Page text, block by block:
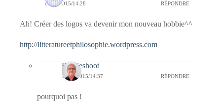
18/03/2015/14:28 RÉPONDRE
Ah! Créer des logos va devenir mon nouveau hobbie^^
http://litteratureetphilosophie.wordpress.com
Bernieshoot
18/03/2015/14:37 RÉPONDRE
pourquoi pas !